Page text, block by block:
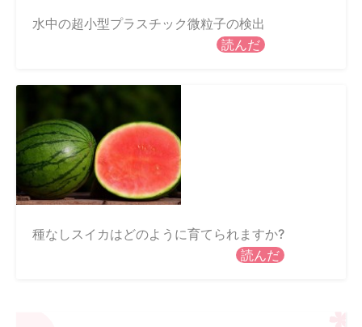
水中の超小型プラスチック微粒子の検出
読んだ
種なしスイカはどのように育てられますか?
読んだ